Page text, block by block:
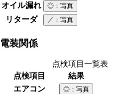
オイル漏れ ◎ ：写真
リターダ ／ ：写真
電装関係
点検項目一覧表
点検項目
結果
エアコン
◎ ：写真